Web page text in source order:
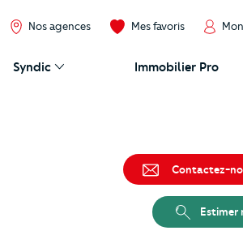
Nos agences Mes favoris
Syndic Immobilier Pro
Contactez-
Estimer